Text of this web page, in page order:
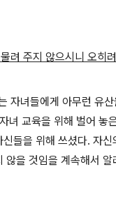
려 주지 않으시니 오히
자녀들에게 아무런 유
녀 교육을 위해 벌어 놓
들을 위해 쓰셨다. 자신
않을 것임을 계속해서 알